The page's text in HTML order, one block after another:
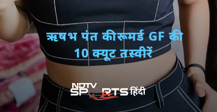
ऋषभ पंत की रूमर्ड GF की
10 क्यूट तस्वीरें